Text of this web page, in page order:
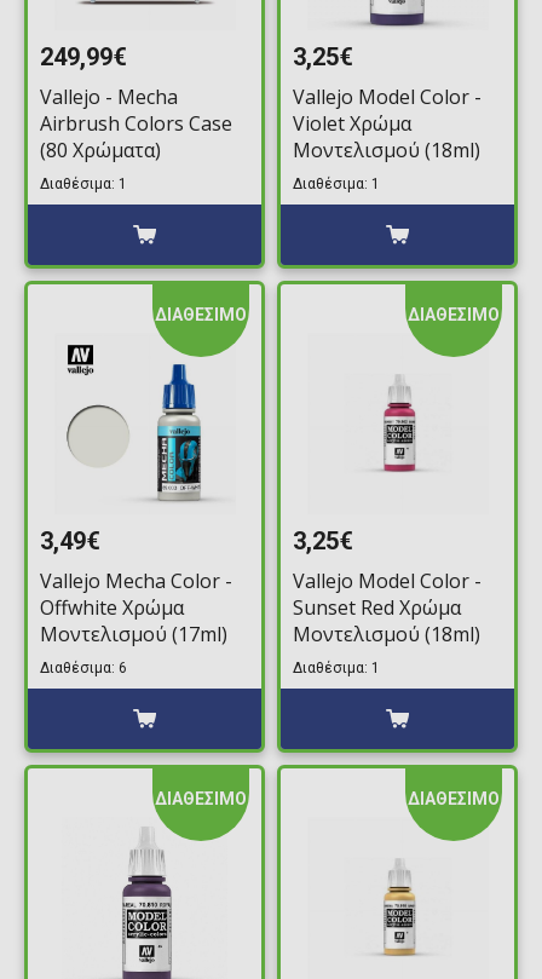
249,99€
Vallejo - Mecha
Airbrush Colors Case
(80 Χρώματα)
Διαθέσιμα: 1
3,25€
Vallejo Model Color -
Violet Χρώμα
Μοντελισμού (18ml)
Διαθέσιμα: 1
ΔΙΑΘΕΣΙΜΟ
3,49€
Vallejo Mecha Color -
Offwhite Χρώμα
Μοντελισμού (17ml)
Διαθέσιμα: 6
ΔΙΑΘΕΣΙΜΟ
3,25€
Vallejo Model Color -
Sunset Red Χρώμα
Μοντελισμού (18ml)
Διαθέσιμα: 1
ΔΙΑΘΕΣΙΜΟ ΔΙΑΘΕΣΙΜΟ